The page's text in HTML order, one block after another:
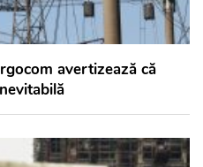
avertizează că